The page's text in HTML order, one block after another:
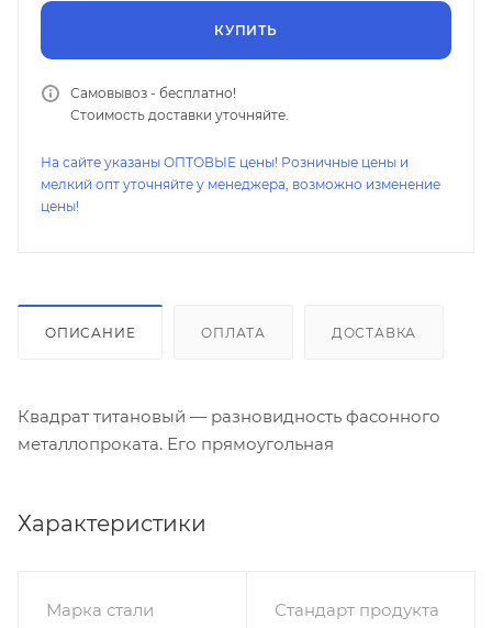
КУПИТЬ
Самовывоз - бесплатно!
Стоимость доставки уточняйте.
На сайте указаны ОПТОВЫЕ цены! Розничные цены и
мелкий опт уточняйте у менеджера, возможно изменение
цены!
ОПИСАНИЕ ОПЛАТА ДОСТАВКА
Квадрат титановый — разновидность фасонного
металлопроката. Его прямоугольная
Характеристики
Марка стали
Стандарт продукта